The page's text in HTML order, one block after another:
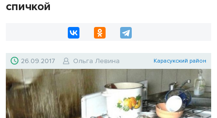
спичкой
26.09.2017 Ольга Левина Карасукский район